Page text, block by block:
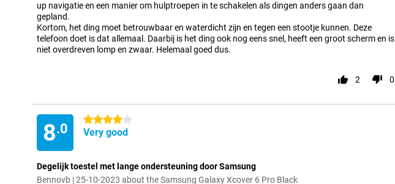
up navigatie en een manier om hulptroepen in te schakelen als dingen anders gaan dan
gepland.
Kortom, het ding moet betrouwbaar en waterdicht zijn en tegen een stootje kunnen. Deze
telefoon doet is dat allemaal. Daarbij is het ding ook nog eens snel, heeft een groot scherm en is
niet overdreven lomp en zwaar. Helemaal goed dus.
2 0
8.0
4 stars
Very good
Degelijk toestel met lange ondersteuning door Samsung
Bennovb | 25-10-2023 about the Samsung Galaxy Xcover 6 Pro Black